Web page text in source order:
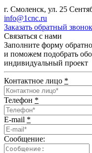
г. Смоленск, ул. 25
info@1cnc.ru
Заказать обратный звонок
Связаться с нами
Заполните форму
и поможем подобрать
индивидуальный проект
Контактное лицо *
Телефон *
E-mail *
Сообщение: